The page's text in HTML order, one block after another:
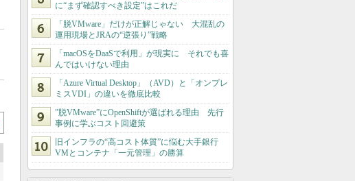
に“まず確認すべき設定”はこれだ
「脱VMware」だけが正解じゃない 大混乱の
運用現場とJRAの“逆張り”戦略
「macOSをDaaSで利用」が現実に それでも喜
んではいけない理由
「Azure Virtual Desktop」（AVD）と「オンプレ
ミスVDI」の違いを徹底比較
”脱VMware”にOpenShiftが選ばれる理由 先行
事例に学ぶコスト回避策
旧インフラの“高コスト体質”に悩む大手銀行
VMとコンテナ「一元管理」の勝算